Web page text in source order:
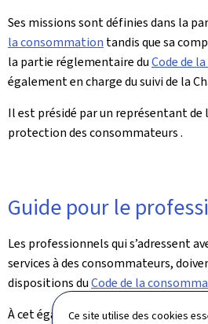
Ce site utilise des cookies
Ses missions sont définies dans la
la consommation tandis que sa
la partie réglementaire duCode de
également en charge du suivi de la
Il est présidé par un représentant de
protection des consommateurs .
Guide pour le
Les professionnels qui s’adressent
services à des consommateurs,
dispositions duCode de la
À cet égard, nous proposons du